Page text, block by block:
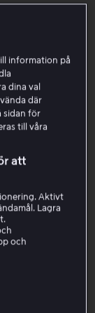
ses genom
Per-View
du:
paket.
i tablån
men
försöker du
information på
dina val
där
sidan för
till våra
att
Aktivt
Lagra
och